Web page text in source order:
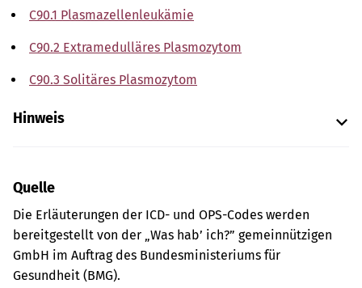
C90.1 Plasmazellenleukämie
C90.2 Extramedulläres Plasmozytom
C90.3 Solitäres Plasmozytom
Hinweis
Quelle
Die Erläuterungen der ICD- und OPS-Codes werden
bereitgestellt von der „Was hab’ ich?” gemeinnützigen
GmbH im Auftrag des Bundesministeriums für
Gesundheit (BMG).